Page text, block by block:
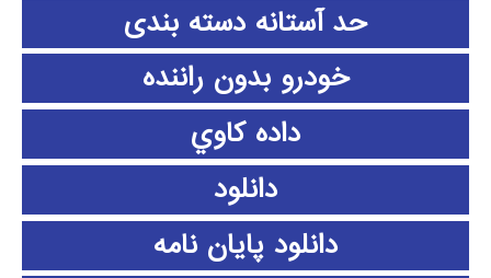
حد آستانه دسته بندی
خودرو بدون راننده
داده كاوي
دانلود
دانلود پايان نامه